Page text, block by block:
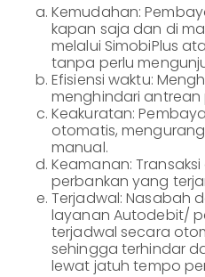
Bancasurance
SimobiPlus
Promosi
Lainnya
Teman
Layanan
Informasi
Nasabah
Hubungan
Investor
Karir
Kantor
Kemudahan:
kapan saja dan di
melalui SimobiPlus
tanpa perlu
Efisiensi waktu:
menghindari antrean
Keakuratan:
otomatis,
manual.
Keamanan:
perbankan yang
Terjadwal: Nasabah
layanan Autodebit/
terjadwal secara
sehingga terhindar
lewat jatuh tempo